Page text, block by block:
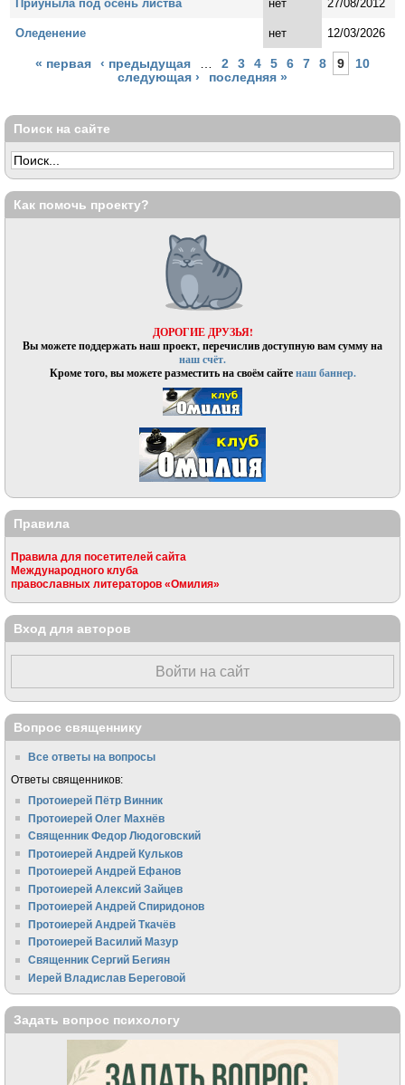
Приуныла под осень листва нет 27/08/2012
Оледенение нет 12/03/2026
Страницы
« первая ‹ предыдущая 2 3 4 5 6 7 8 9
10
следующая ›
последняя »
Поиск на сайте
Как помочь проекту?
ДОРОГИЕ ДРУЗЬЯ!
Вы можете поддержать наш проект, перечислив доступную вам сумму на
наш счёт.
Кроме того, вы можете разместить на своём сайтенаш баннер.
Правила
Правила для посетителей сайта
Международного клуба
православных литераторов «Омилия»
Вход для авторов
Войти на сайт
Вопрос священнику
Все ответы на вопросы
Ответы священников:
Протоиерей Пётр Винник
Протоиерей Олег Махнёв
Священник Федор Людоговский
Протоиерей Андрей Кульков
Протоиерей Андрей Ефанов
Протоиерей Алексий Зайцев
Протоиерей Андрей Спиридонов
Протоиерей Андрей Ткачёв
Протоиерей Василий Мазур
Священник Сергий Бегиян
Иерей Владислав Береговой
Задать вопрос психологу